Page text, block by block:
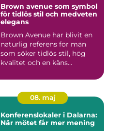
Brown avenue som symbol
för tidlös stil och medveten
elegans
Brown Avenue har blivit en
naturlig referens för män
som söker tidlös stil, hög
kvalitet och en käns...
08. maj
Konferenslokaler i Dalarna:
När mötet får mer mening